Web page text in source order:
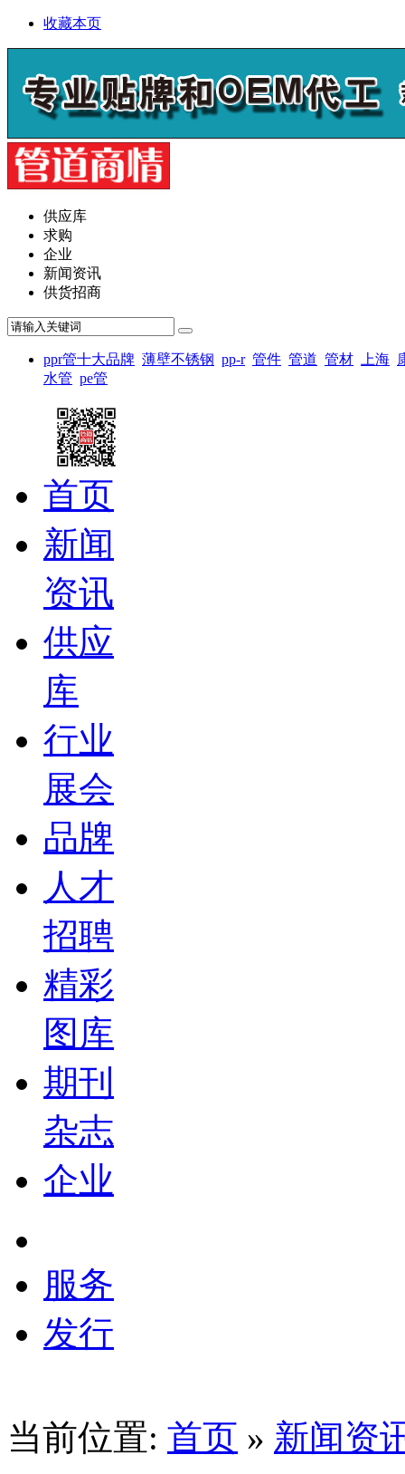
收藏本页
供应库
求购
企业
新闻资讯
供货招商
ppr管十大品牌 薄壁不锈钢 pp-r 管件 管道 管材 上海
水管 pe管
首页
新闻
资讯
供应
库
行业
展会
品牌
人才
招聘
精彩
图库
期刊
杂志
企业
服务
发行
当前位置: 首页 » 新闻资